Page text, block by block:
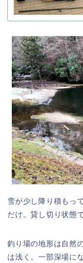
雪が少し降り積もっ
だけ。貸し切り状態
釣り場の地形は自然
は浅く。一部深場に